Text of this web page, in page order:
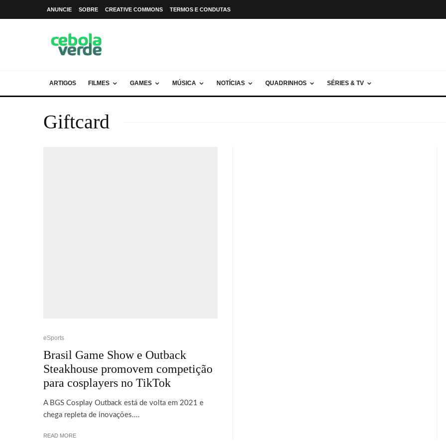
ANUNCIE SOBRE CREATIVE COMMONS TERMOS E CONDUTAS
ARTIGOS FILMES GAMES MÚSICA NOTÍCIAS QUADRINHOS SÉRIES & TV
Giftcard
eSports
Brasil Game Show e Outback
Steakhouse promovem competição
para cosplayers no TikTok
A BGS Cosplay Outback está de volta em 2021 e
chega repleta de inovações....
READ MORE